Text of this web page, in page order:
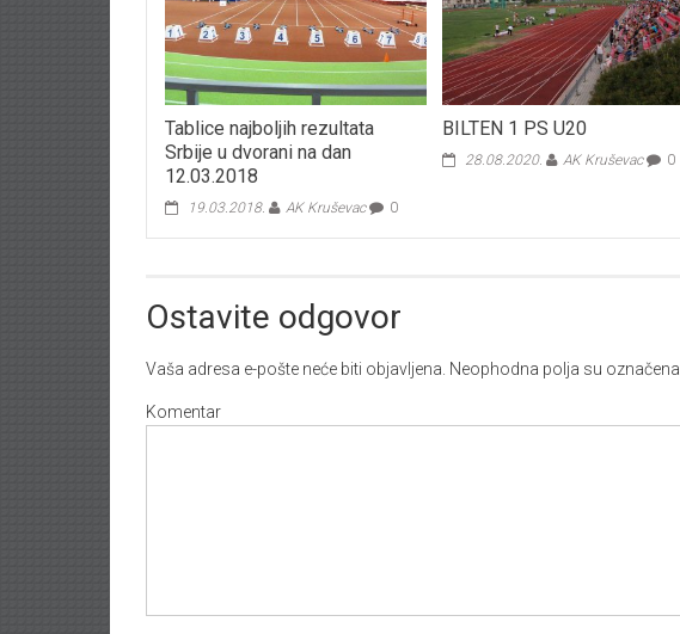
Tablice najboljih rezultata
Srbije u dvorani na dan
12.03.2018
19.03.2018. AK Kruševac 0
BILTEN 1 PS U20
28.08.2020. AK Kruševac 0
Ostavite odgovor
Vaša adresa e-pošte neće biti objavljena. Neophodna polja su označena
Komentar